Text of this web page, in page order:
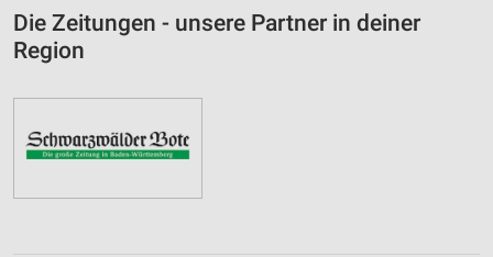
Die Zeitungen - unsere Partner in deiner
Region